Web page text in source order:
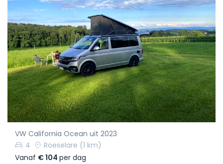
VW California Ocean uit 2023
4
Roeselare (1 km)
Vanaf € 104 per dag